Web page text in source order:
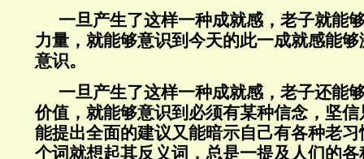
一旦产生了这样一种成就感，老子就能
力量，就能够意识到今天的此一成就感能
意识。
一旦产生了这样一种成就感，老子还能
价值，就能够意识到必须有某种信念，坚
能提出全面的建议又能暗示自己有各种老
个词就想起其反义词，总是一提及人们的